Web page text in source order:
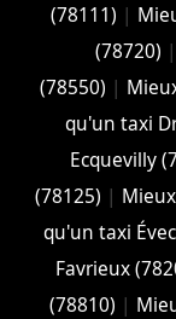
(78111) |
(78720) |
(78550) |
qu'un taxi
Ecquevilly
(78125) |
qu'un taxi
Favrieux
(78810) |